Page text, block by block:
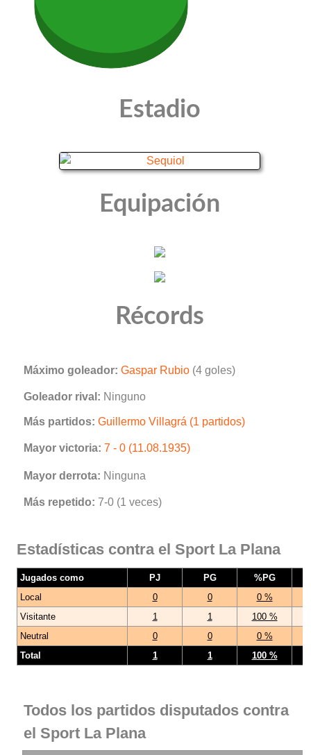
Estadio
Equipación
Récords
Máximo goleador: Gaspar Rubio (4 goles)
Goleador rival: Ninguno
Más partidos: Guillermo Villagrá (1 partidos)
Mayor victoria: 7 - 0 (11.08.1935)
Mayor derrota: Ninguna
Más repetido: 7-0 (1 veces)
Estadísticas contra el Sport La Plana
Jugados como PJ PG
%PG
Local
0 0
0 %
Visitante
1 1
100 %
Neutral
0 0
0 %
Total
1 1 100 %
Todos los partidos disputados contra
el Sport La Plana